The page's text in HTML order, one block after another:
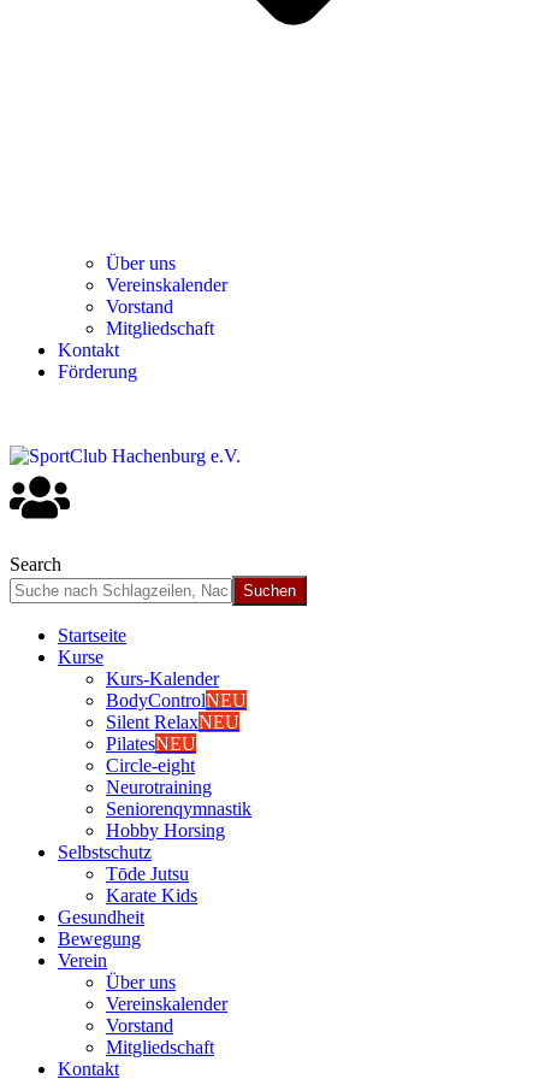
Über uns
Ver­einska­len­der
Vor­stand
Mit­glied­schaft
Kon­takt
För­de­rung
Search
Start­sei­te
Kur­se
Kurs-Kalen­­der
Body­Con­trolNEU
Silent RelaxNEU
Pila­tesNEU
Cir­cle-eight
Neu­ro­trai­ning
Senio­ren­qym­nas­tik
Hob­by Hor­sing
Selbst­schutz
Tōde Jutsu
Kara­te Kids
Gesund­heit
Bewe­gung
Ver­ein
Über uns
Ver­einska­len­der
Vor­stand
Mit­glied­schaft
Kon­takt